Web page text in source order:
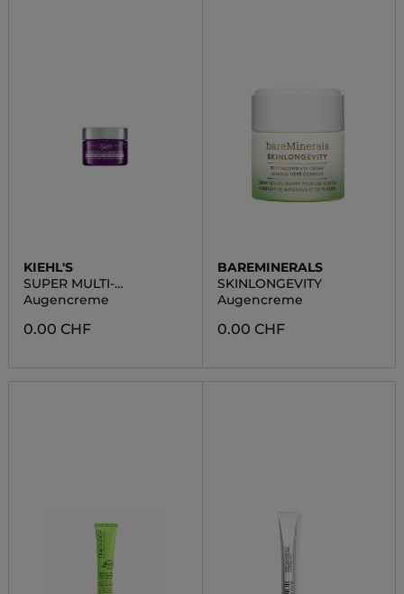
KIEHL'S
SUPER MULTI-
CORRECTIVE
Augencreme
0.00 CHF
BAREMINERALS
SKINLONGEVITY
Augencreme
0.00 CHF